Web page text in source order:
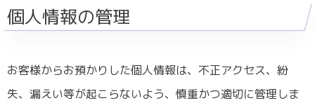
個人情報の管理
お客様からお預かりした個人情報は、不正アクセス、紛
失、漏えい等が起こらないよう、慎重かつ適切に管理しま